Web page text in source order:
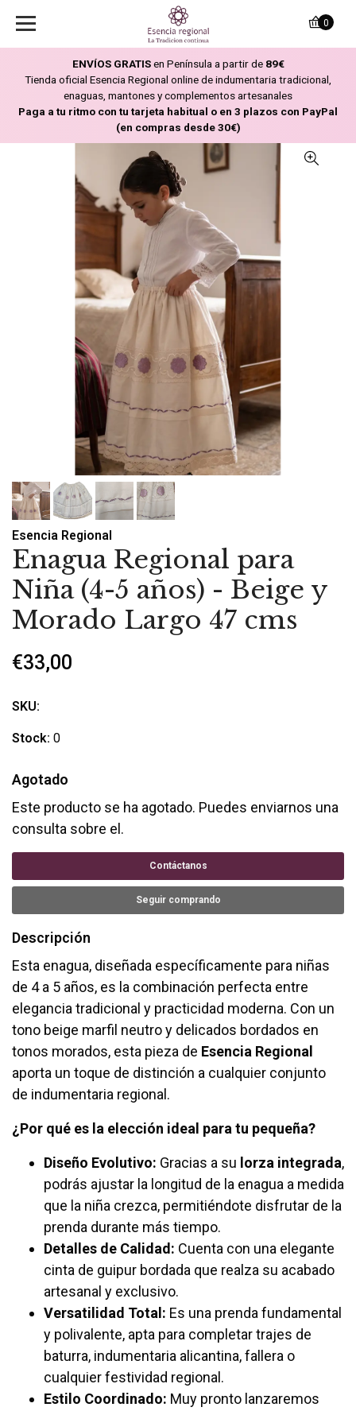
ENVÍOS GRATISen Península a partir de 89€
Tienda oficial Esencia Regional online de indumentaria tradicional,
enaguas, mantones y complementos artesanales
Paga a tu ritmo con tu tarjeta habitual o en 3 plazos con PayPal
(en compras desde 30€)
0
Esencia Regional
Enagua Regional para
Niña (4-5 años) - Beige y
Morado Largo 47 cms
€33,00
SKU:
Stock: 0
Agotado
Este producto se ha agotado. Puedes enviarnos una
consulta sobre el.
Contáctanos
Seguir comprando
Descripción
Esta enagua, diseñada específicamente para niñas
de 4 a 5 años, es la combinación perfecta entre
elegancia tradicional y practicidad moderna. Con un
tono beige marfil neutro y delicados bordados en
tonos morados, esta pieza de Esencia Regional
aporta un toque de distinción a cualquier conjunto
de indumentaria regional.
¿Por qué es la elección ideal para tu pequeña?
Diseño Evolutivo: Gracias a su lorza integrada,
podrás ajustar la longitud de la enagua a medida
que la niña crezca, permitiéndote disfrutar de la
prenda durante más tiempo.
Detalles de Calidad: Cuenta con una elegante
cinta de guipur bordada que realza su acabado
artesanal y exclusivo.
Versatilidad Total: Es una prenda fundamental
y polivalente, apta para completar trajes de
baturra, indumentaria alicantina, fallera o
cualquier festividad regional.
Estilo Coordinado: Muy pronto lanzaremos